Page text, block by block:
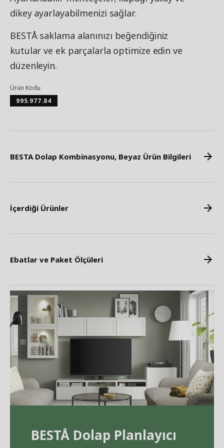
dikey ayarlayabilmenizi sağlar.
BESTÅ saklama alanınızı beğendiğiniz
kutular ve ek parçalarla optimize edin ve
düzenleyin.
Ürün Kodu
995.977.84
BESTA Dolap Kombinasyonu, Beyaz Ürün Bilgileri
İçerdiği Ürünler
Ebatlar ve Paket Ölçüleri
BESTÅ Dolap Planlayıcı